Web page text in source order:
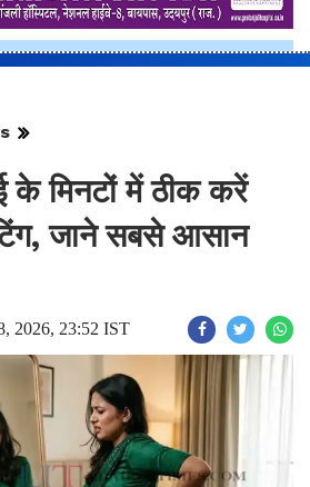
के मिनटों में ठीक करें
जाने सबसे आसान
2026, 23:52 IST